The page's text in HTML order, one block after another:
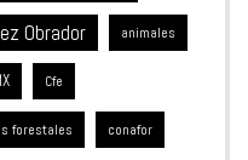
Obrador animales
Cfe
forestales conafor